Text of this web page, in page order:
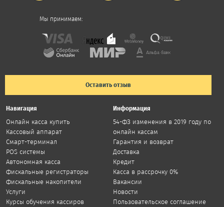
Мы принимаем:
Оставить отзыв
Навигация
Онлайн касса купить
Кассовый аппарат
Смарт-терминал
POS системы
Автономная касса
Фискальные регистраторы
Фискальные накопители
Услуги
Курсы обучения кассиров
Информация
54-ФЗ изменения в 2019 году по
онлайн кассам
Гарантия и возврат
Доставка
Кредит
Касса в рассрочку 0%
Вакансии
Новости
Пользовательское соглашение